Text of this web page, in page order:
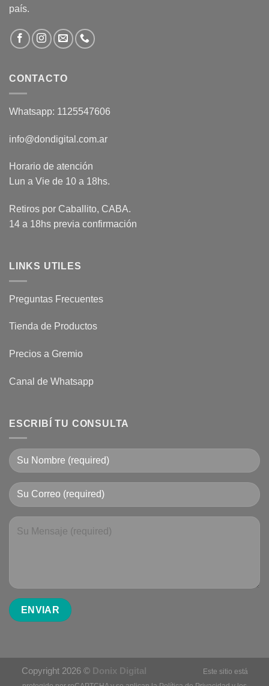
país.
CONTACTO
Whatsapp: 1125547606
info@dondigital.com.ar
Horario de atención
Lun a Vie de 10 a 18hs.
Retiros por Caballito, CABA.
14 a 18hs previa confirmación
LINKS UTILES
Preguntas Frecuentes
Tienda de Productos
Precios a Gremio
Canal de Whatsapp
ESCRIBÍ TU CONSULTA
Copyright 2026 © Donix Digital
Este sitio está